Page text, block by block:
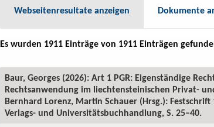
Webseitenresultate anzeigen Dokumente
Es wurden 1911 Einträge von 1911 Einträgen
Baur, Georges (2026): Art 1 PGR: Eigenständige
Rechtsanwendung im liechtensteinischen Privat-
Bernhard Lorenz, Martin Schauer (Hrsg.):
Verlags- und Universitätsbuchhandlung, S. 25–40.